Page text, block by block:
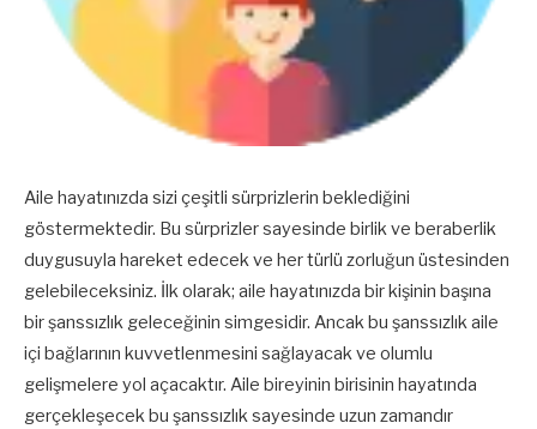
Aile hayatınızda sizi çeşitli sürprizlerin beklediğini
göstermektedir. Bu sürprizler sayesinde birlik ve beraberlik
duygusuyla hareket edecek ve her türlü zorluğun üstesinden
gelebileceksiniz. İlk olarak; aile hayatınızda bir kişinin başına
bir şanssızlık geleceğinin simgesidir. Ancak bu şanssızlık aile
içi bağlarının kuvvetlenmesini sağlayacak ve olumlu
gelişmelere yol açacaktır. Aile bireyinin birisinin hayatında
gerçekleşecek bu şanssızlık sayesinde uzun zamandır